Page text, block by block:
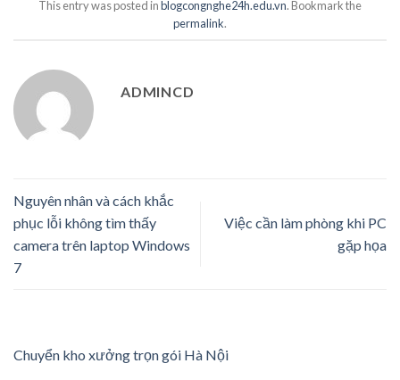
This entry was posted inblogcongnghe24h.edu.vn. Bookmark the
permalink.
ADMINCD
Nguyên nhân và cách khắc
phục lỗi không tìm thấy
camera trên laptop Windows
7
Việc cần làm phòng khi PC
gặp họa
Chuyển kho xưởng trọn gói Hà Nội